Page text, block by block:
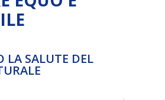
LA SALUTE DEL